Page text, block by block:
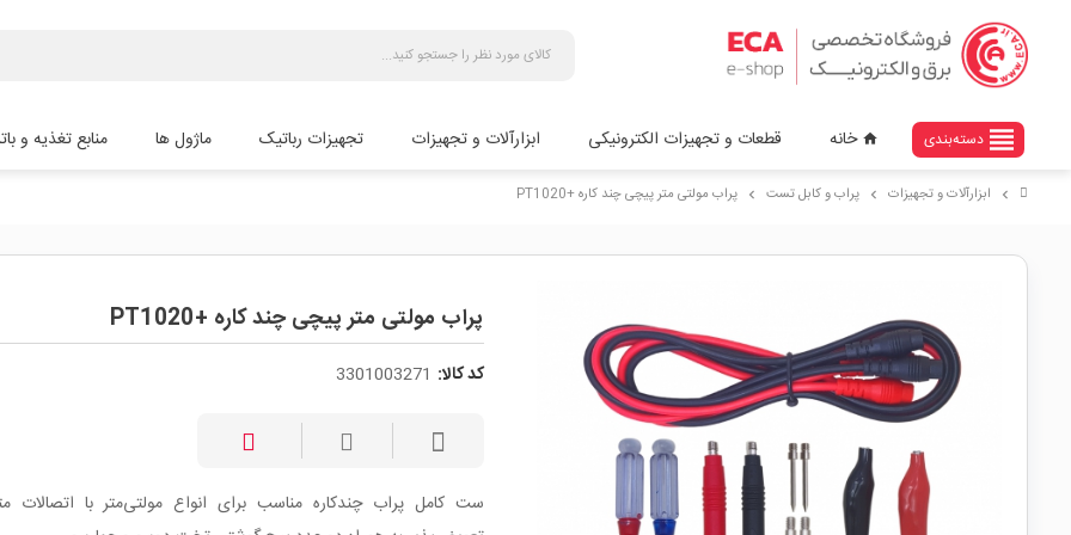
view_headline دسته‌بندی home خانه قطعات و تجهیزات الکترونیکی ابزارآلات و تجهیزات تجهیزات رباتیک ماژول ها منابع تغذیه و
chevron_right ابزارآلات و تجهیزات chevron_right پراب و کابل تست chevron_right پراب مولتی متر پیچی چند کاره +PT1020
پراب مولتی متر پیچی چند کاره +PT1020
کد کالا: 3301003271
ست کامل پراب چندکاره مناسب برای انواع مولتی‌متر با اتصالات